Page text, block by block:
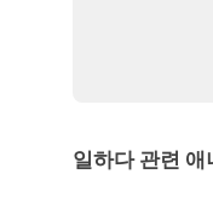
일하다 관련